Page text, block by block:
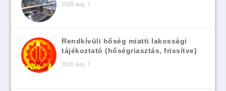
2026 aug. 7
Rendkívüli hőség miatti lakossági
tájékoztató (hőségriasztás, frissítve)
2026 aug. 7